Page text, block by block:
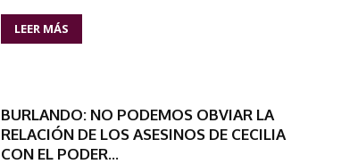
LEER MÁS
BURLANDO: NO PODEMOS OBVIAR LA
RELACIÓN DE LOS ASESINOS DE CECILIA
CON EL PODER...